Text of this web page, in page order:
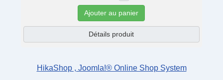
Ajouter au panier
Détails produit
HikaShop , Joomla!® Online Shop System